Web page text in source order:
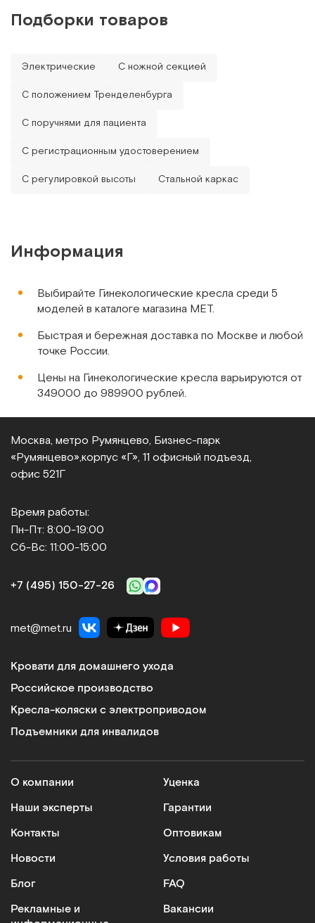
Гинекологическое кресло складное, для выездных
КГМ-1
Кресло гинекологическое
Под заказАрт.5340
Сообщить о поступлении
КГМ-3П
Арт. 4903
Сообщить о поступлении
Сравнить
МЕТ КГУ-05.02-Горское
Кресло гинекологическое с фиксированной высотой
Под заказ
Сообщить о поступлении
Подборки товаров
Электрические С ножной секцией
С положением Тренделенбурга
С поручнями для пациента
С регистрационным удостоверением
С регулировкой высоты Стальной каркас
Информация
Выбирайте Гинекологические кресла среди 5
моделей в каталоге магазина МЕТ.
Быстрая и бережная доставка по Москве и любой
точке России.
Цены на Гинекологические кресла варьируются от
349000 до 989900 рублей.
Москва, метро Румянцево, Бизнес‑парк
«Румянцево», корпус «Г», 11 офисный подъезд,
офис 521Г
Время работы:
Пн-Пт: 8:00-19:00
Сб-Вс: 11:00-15:00
+7 (495) 150‑27‑26
met@met.ru
Кровати для домашнего ухода
Российское производство
Кресла-коляски с электроприводом
Подъемники для инвалидов
О компании
Наши эксперты
Контакты
Новости
Блог
Рекламные и
Уценка
Гарантии
Оптовикам
Условия работы
FAQ
Вакансии